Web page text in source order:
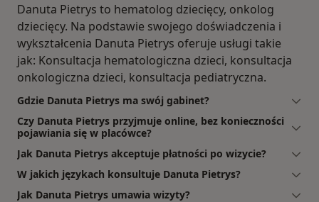
Danuta Pietrys to hematolog dziecięcy, onkolog
dziecięcy. Na podstawie swojego doświadczenia i
wykształcenia Danuta Pietrys oferuje usługi takie
jak: Konsultacja hematologiczna dzieci, konsultacja
onkologiczna dzieci, konsultacja pediatryczna.
Gdzie Danuta Pietrys ma swój gabinet?
Czy Danuta Pietrys przyjmuje online, bez konieczności
pojawiania się w placówce?
Jak Danuta Pietrys akceptuje płatności po wizycie?
W jakich językach konsultuje Danuta Pietrys?
Jak Danuta Pietrys umawia wizyty?